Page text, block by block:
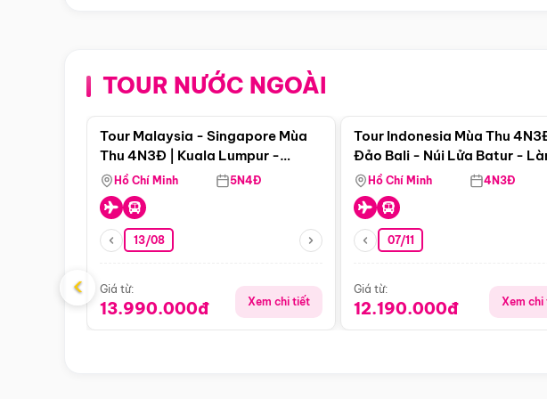
TOUR NƯỚC NGOÀI
Điểm nổi bật
Tour Malaysia - Singapore Mùa
Thu 4N3Đ | Kuala Lumpur -
Malacca - Johor Baru -
Singapore
Hồ Chí Minh 5N4Đ
13/08
Giá từ:
13.990.000đ Xem chi tiết
Tour Indonesia Mùa Thu
Đảo Bali - Núi Lửa Batur -
Penglipuran
Hồ Chí Minh 4N3Đ
07/11
Giá từ:
12.190.000đ Xem chi
‹